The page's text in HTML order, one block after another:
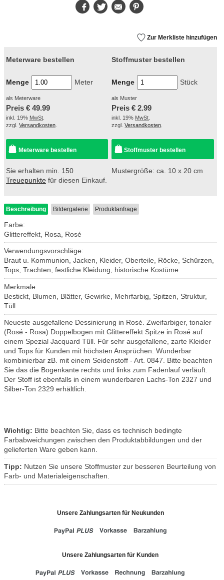
FacebookTwitter E-
Mail
Zur Merkliste hinzufügen
Meterware bestellen
Menge Meter
als Meterware
Preis € 49.99
inkl. 19% MwSt
zzgl. Versandkosten
Meterware bestellen
Sie erhalten min. 150
Treuepunkte für diesen Einkauf.
Stoffmuster bestellen
Menge Stück
als Muster
Preis €2.99
inkl. 19% MwSt
zzgl.Versandkosten
Stoffmuster bestellen
Mustergröße: ca. 10 x 20 cm
Beschreibung Bildergalerie Produktanfrage
Farbe:
Glittereffekt, Rosa, Rosé
Verwendungsvorschläge:
Braut u. Kommunion, Jacken, Kleider, Oberteile, Röcke, Schürzen,
Tops, Trachten, festliche Kleidung, historische Kostüme
Merkmale:
Bestickt, Blumen, Blätter, Gewirke, Mehrfarbig, Spitzen, Struktur,
Tüll
Neueste ausgefallene Dessinierung in Rosé. Zweifarbiger, tonaler
(Rosé - Rosa) Doppelbogen mit Glittereffekt Spitze in Rosé auf
einem Spezial Jacquard Tüll. Für sehr ausgefallene, zarte Kleider
und Tops für Kunden mit höchsten Ansprüchen. Wunderbar
kombinierbar zB. mit einem Seidenstoff - Art. 0847. Bitte beachten
Sie das die Bogenkante rechts und links zum Fadenlauf verläuft.
Der Stoff ist ebenfalls in einem wunderbaren Lachs-Ton 2327 und
Silber-Ton 2329 erhältlich.
Wichtig: Bitte beachten Sie, dass es technisch bedingte
Farbabweichungen zwischen den Produktabbildungen und der
gelieferten Ware geben kann.
Tipp: Nutzen Sie unsere Stoffmuster zur besseren Beurteilung von
Farb- und Materialeigenschaften.
Unsere Zahlungsarten für Neukunden
Unsere Zahlungsarten für Kunden